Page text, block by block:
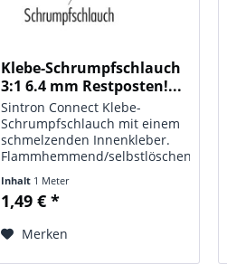
Klebe-Schrumpfschlauch
3:1 6.4 mm Restposten!...
Sintron Connect Klebe-
Schrumpfschlauch mit einem
schmelzenden Innenkleber.
Flammhemmend/selbstlöschend,
Basispreis 1 m. Technische
Daten: Typ: Klebe-
6,4 mm; Farbe: schwarz;
Inhalt 1 Meter
1,49 € *
Merken